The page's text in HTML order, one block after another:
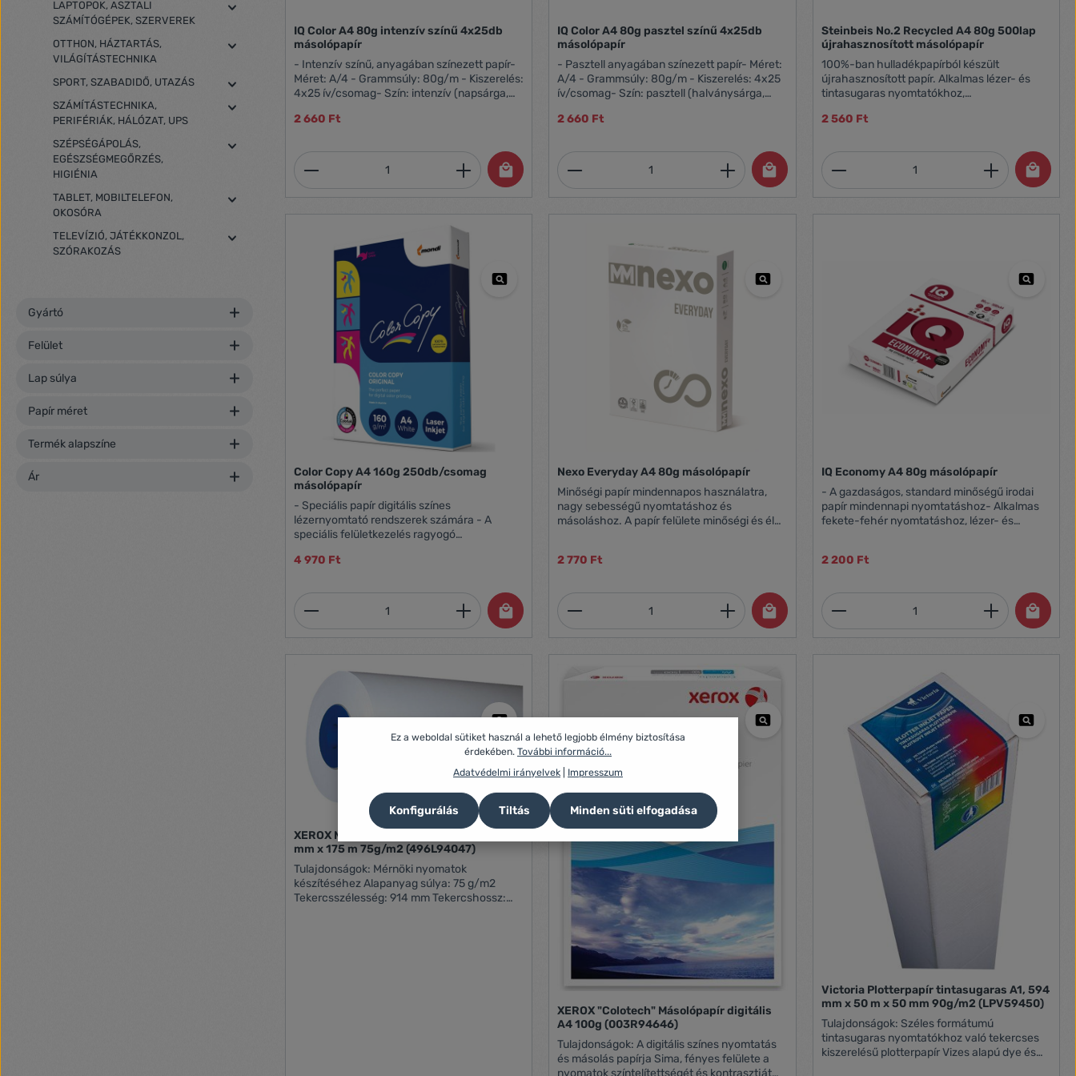
LAPTOPOK, ASZTALI
SZÁMÍTÓGÉPEK, SZERVEREK
OTTHON, HÁZTARTÁS,
VILÁGÍTÁSTECHNIKA
SPORT, SZABADIDŐ, UTAZÁS
SZÁMÍTÁSTECHNIKA,
PERIFÉRIÁK, HÁLÓZAT, UPS
SZÉPSÉGÁPOLÁS,
EGÉSZSÉGMEGŐRZÉS,
HIGIÉNIA
TABLET, MOBILTELEFON,
OKOSÓRA
TELEVÍZIÓ, JÁTÉKKONZOL,
SZÓRAKOZÁS
Gyártó
Felület
Lap súlya
Papír méret
Termék alapszíne
Ár
IQ Color A4 80g intenzív színű 4x25db
másolópapír
- Intenzív színű, anyagában színezett papír-
Méret: A/4 - Grammsúly: 80g/m - Kiszerelés:
4x25 ív/csomag- Szín: intenzív (napsárga,
Ecolabel, Green Range minősítés
2 660 Ft
Termékmennyiség: Adja meg a kívánt mennyiséget, vagy használja a gombokat a
IQ Color A4 80g pasztel színű 4x25db
másolópapír
- Pasztell anyagában színezett papír- Méret:
A/4 - Grammsúly: 80g/m - Kiszerelés: 4x25
ív/csomag- Szín: pasztell (halványsárga,
Green Range minősítés
2 660 Ft
Termékmennyiség: Adja meg a kívánt mennyiséget, vagy
Steinbeis No.2 Recycled A4 80g 500lap
újrahasznosított másolópapír
100%-ban hulladékpapírból készült
újrahasznosított papír. Alkalmas lézer- és
tintasugaras nyomtatókhoz,
Engel, EU Ecolabel
2 560 Ft
Termékmennyiség: Adja
Color Copy A4 160g 250db/csomag
másolópapír
- Speciális papír digitális színes
lézernyomtató rendszerek számára - A
speciális felületkezelés ragyogó
speciálisan beállított simaság tökéletes
felhasználóinak magas
futtathatóságot garantál a nyomtatásnál,
másolásnál - 2005 óta FSC tanúsítvánnyal
rendelkezik - Csomagonként vásárolható -
4 970 Ft
Termékmennyiség: Adja meg a kívánt mennyiséget, vagy használja a gombokat a
Nexo Everyday A4 80g másolópapír
Minőségi papír mindennapos használatra,
nagy sebességű nyomtatáshoz és
másoláshoz. A papír felülete minőségi és éles
2 770 Ft
Termékmennyiség: Adja meg a kívánt mennyiséget, vagy
IQ Economy A4 80g másolópapír
- A gazdaságos, standard minőségű irodai
papír mindennapi nyomtatáshoz- Alkalmas
fekete-fehér nyomtatáshoz, lézer- és
csomag/raklap- Minimálisan vásárolható
lap/csomag
2 200 Ft
Termékmennyiség: Adja
XEROX Mérnöki papír tekercses A0+, 914
mm x 175 m 75g/m2 (496L94047)
Tulajdonságok: Mérnöki nyomatok
készítéséhez Alapanyag súlya: 75 g/m2
Tekercsszélesség: 914 mm Tekercshossz:
XEROX "Colotech" Másolópapír digitális
A4 100g (003R94646)
Tulajdonságok: A digitális színes nyomtatás
és másolás papírja Sima, fényes felülete a
nyomatok színtelítettségét és kontrasztját
Victoria Plotterpapír tintasugaras A1, 594
mm x 50 m x 50 mm 90g/m2 (LPV59450)
Tulajdonságok: Széles formátumú
tintasugaras nyomtatókhoz való tekercses
kiszerelésű plotterpapír Vizes alapú dye és
Ez a weboldal sütiket használ a lehető legjobb élmény biztosítása
érdekében. További információ...
Adatvédelmi irányelvek
Impresszum
Tiltás
Konfigurálás Minden süti elfogadása